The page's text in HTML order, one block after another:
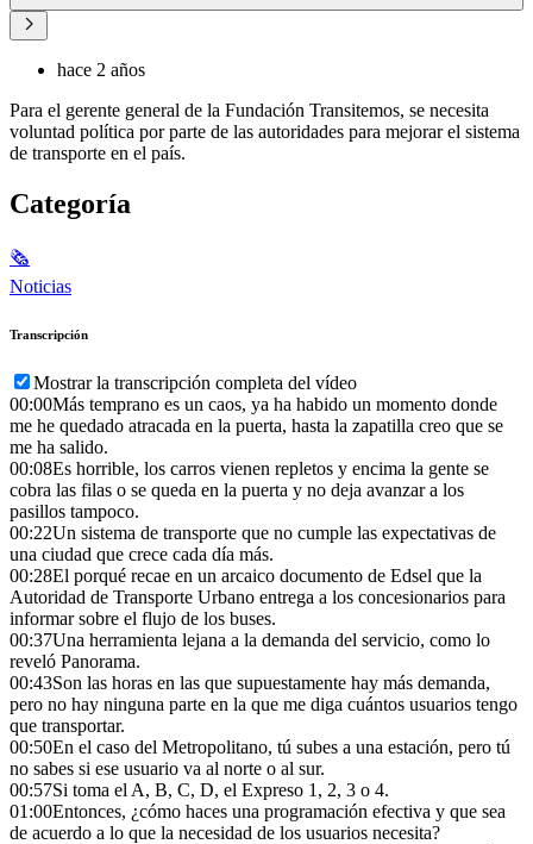
hace 2 años
Para el gerente general de la Fundación Transitemos, se necesita
voluntad política por parte de las autoridades para mejorar el sistema
de transporte en el país.
Categoría
🗞
Noticias
Transcripción
Mostrar la transcripción completa del vídeo
00:00Más temprano es un caos, ya ha habido un momento donde
me he quedado atracada en la puerta, hasta la zapatilla creo que se
me ha salido.
00:08Es horrible, los carros vienen repletos y encima la gente se
cobra las filas o se queda en la puerta y no deja avanzar a los
pasillos tampoco.
00:22Un sistema de transporte que no cumple las expectativas de
una ciudad que crece cada día más.
00:28El porqué recae en un arcaico documento de Edsel que la
Autoridad de Transporte Urbano entrega a los concesionarios para
informar sobre el flujo de los buses.
00:37Una herramienta lejana a la demanda del servicio, como lo
reveló Panorama.
00:43Son las horas en las que supuestamente hay más demanda,
pero no hay ninguna parte en la que me diga cuántos usuarios tengo
que transportar.
00:50En el caso del Metropolitano, tú subes a una estación, pero tú
no sabes si ese usuario va al norte o al sur.
00:57Si toma el A, B, C, D, el Expreso 1, 2, 3 o 4.
01:00Entonces, ¿cómo haces una programación efectiva y que sea
de acuerdo a lo que la necesidad de los usuarios necesita?